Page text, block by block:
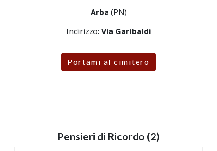
Arba (PN)
Indirizzo: Via Garibaldi
Portami al cimitero
Pensieri di Ricordo (2)